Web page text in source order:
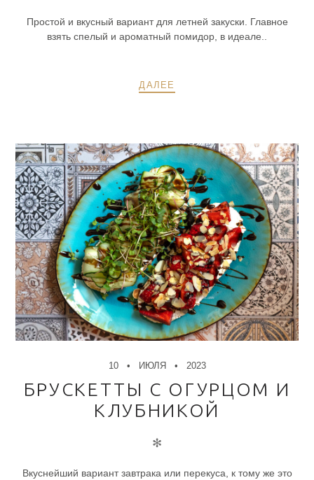
Простой и вкусный вариант для летней закуски. Главное
взять спелый и ароматный помидор, в идеале..
ДАЛЕЕ
10 ИЮЛЯ 2023
БРУСКЕТТЫ С ОГУРЦОМ И
КЛУБНИКОЙ
✻
Вкуснейший вариант завтрака или перекуса, к тому же это